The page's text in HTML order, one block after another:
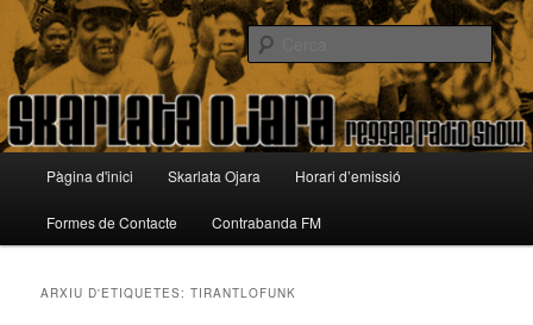
Aneu
contingut
principal
Aneu
contingut
secundariSkarlata Ojara
Reggae Radio Show
Cerca
principal
Pàgina d'inici Skarlata Ojara Horari d’emissió
Formes de Contacte Contrabanda FM
ARXIU D'ETIQUETES:TIRANTLOFUNK